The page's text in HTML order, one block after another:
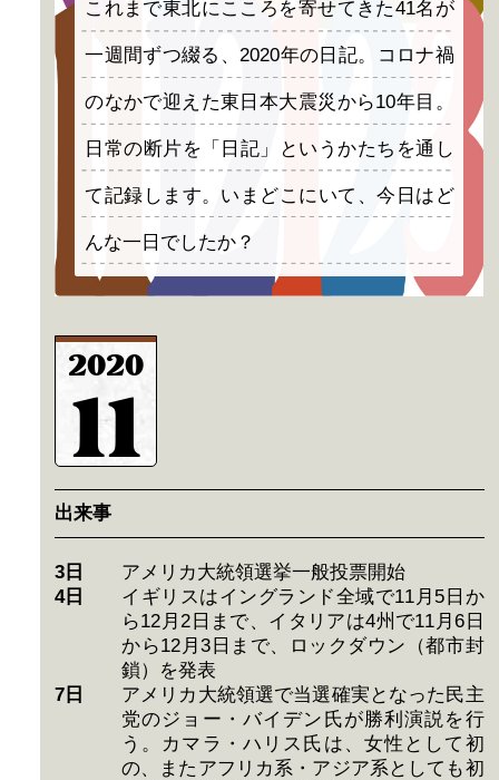
これまで東北にこころを寄せてきた41名が
一週間ずつ綴る、2020年の日記。コロナ禍
のなかで迎えた東日本大震災から10年目。
日常の断片を「日記」というかたちを通し
て記録します。いまどこにいて、今日はど
んな一日でしたか？
2020
11
出来事
3日
アメリカ大統領選挙一般投票開始
4日
イギリスはイングランド全域で11月5日か
ら12月2日まで、イタリアは4州で11月6日
から12月3日まで、ロックダウン（都市封
鎖）を発表
7日
アメリカ大統領選で当選確実となった民主
党のジョー・バイデン氏が勝利演説を行
う。カマラ・ハリス氏は、女性として初
の、またアフリカ系・アジア系としても初